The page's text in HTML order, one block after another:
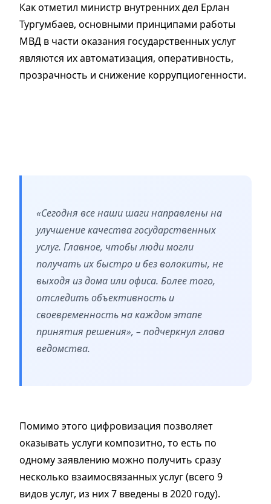
Как отметил министр внутренних дел Ерлан
Тургумбаев, основными принципами работы
МВД в части оказания государственных услуг
являются их автоматизация, оперативность,
прозрачность и снижение коррупциогенности.
«Сегодня все наши шаги направлены на
улучшение качества государственных
услуг. Главное, чтобы люди могли
получать их быстро и без волокиты, не
выходя из дома или офиса. Более того,
отследить объективность и
своевременность на каждом этапе
принятия решения», – подчеркнул глава
ведомства.
Помимо этого цифровизация позволяет
оказывать услуги композитно, то есть по
одному заявлению можно получить сразу
несколько взаимосвязанных услуг (всего 9
видов услуг, из них 7 введены в 2020 году).